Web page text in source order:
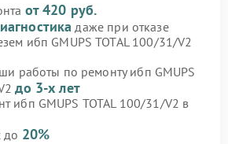
от 420 руб.
даже при отказе
ибп GMUPS TOTAL 100/31/V2
работы по ремонту ибп GMUPS
до 3-х лет
ибп GMUPS TOTAL 100/31/V2 в
до 20%